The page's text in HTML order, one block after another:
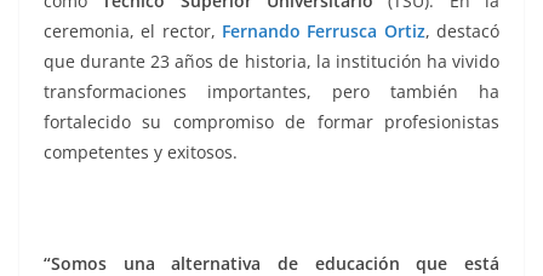
ceremonia, el rector, Fernando Ferrusca Ortiz, destacó
que durante 23 años de historia, la institución ha vivido
transformaciones importantes, pero también ha
fortalecido su compromiso de formar profesionistas
competentes y exitosos.
“Somos una alternativa de educación que está